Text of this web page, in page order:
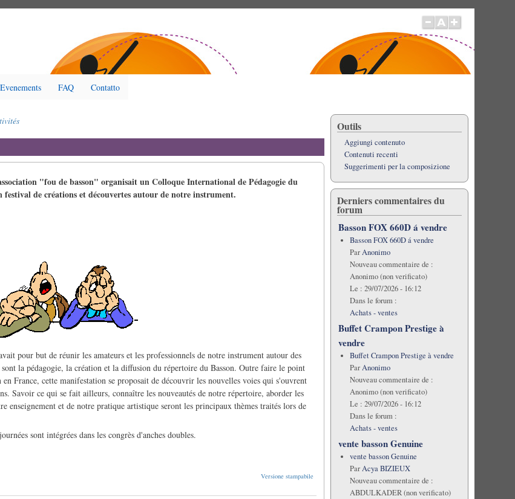
Evenements FAQ Contatto
"fou de basson" organisait un Colloque International de Pédagogie du
de créations et découvertes autour de notre instrument.
pour but de réunir les amateurs et les professionnels de notre instrument autour des
sont la pédagogie, la création et la diffusion du répertoire du Basson. Outre faire le point
en France, cette manifestation se proposait de découvrir les nouvelles voies qui s'ouvrent
Savoir ce qui se fait ailleurs, connaître les nouveautés de notre répertoire, aborder les
enseignement et de notre pratique artistique seront les principaux thèmes traités lors de
sont intégrées dans les congrès d'anches doubles.
Versione stampabile
Outils
Aggiungi contenuto
Contenuti recenti
Suggerimenti per la composizione
Derniers commentaires du
forum
Basson FOX 660D á vendre
Basson FOX 660D á vendre
ParAnonimo
Nouveau commentaire de :
Anonimo (non verificato)
Le : 29/07/2026 - 16:12
Dans le forum :
Achats - ventes
Buffet Crampon Prestige à
vendre
Buffet Crampon Prestige à vendre
ParAnonimo
Nouveau commentaire de :
Anonimo (non verificato)
Le : 29/07/2026 - 16:12
Dans le forum :
Achats - ventes
vente basson Genuine
vente basson Genuine
ParAcya BIZIEUX
Nouveau commentaire de :
ABDULKADER (non verificato)